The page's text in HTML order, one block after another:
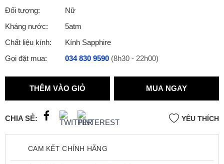
Đối tượng:
Nữ
Kháng nước:
5atm
Chất liệu kính:
Kính Sapphire
Gọi đặt mua:
034 830 9590 (8h30 - 22h00)
THÊM VÀO GIỎ MUA NGAY
CHIA SẺ: YÊU THÍCH
CAM KẾT CHÍNH HÃNG